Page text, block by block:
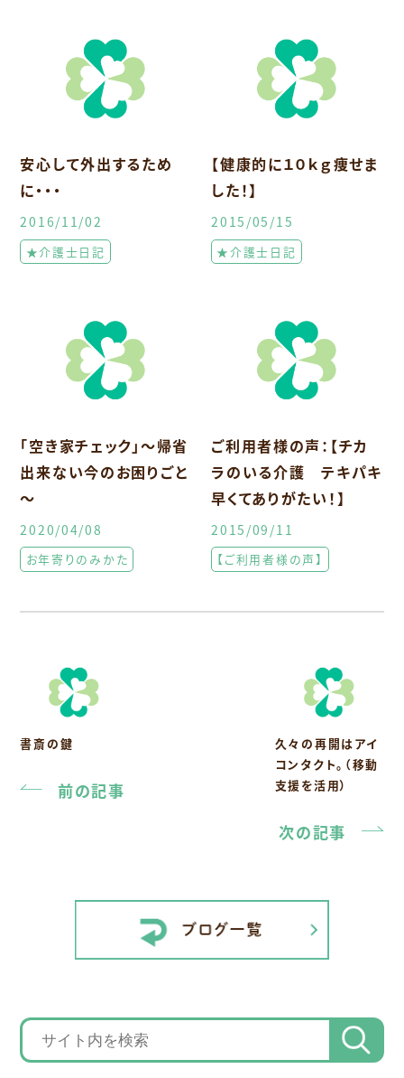
安心して外出するため
に・・・
2016/11/02
★介護士日記
【健康的に１０ｋｇ痩せま
した！】
2015/05/15
★介護士日記
「空き家チェック」～帰省
出来ない今のお困りごと
～
2020/04/08
お年寄りのみかた
ご利用者様の声：【チカ
ラのいる介護 テキパキ
早くてありがたい！】
2015/09/11
【ご利用者様の声】
書斎の鍵
前の記事
久々の再開はアイ
コンタクト。（移動
支援を活用）
次の記事